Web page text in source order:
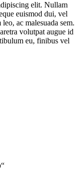
elit. Nullam
euismod dui, vel
ac malesuada sem.
volutpat augue id
eu, finibus vel